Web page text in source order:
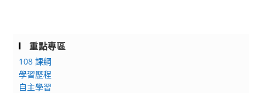
重點專區
108 課綱
學習歷程
自主學習